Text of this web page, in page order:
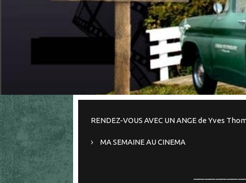
RENDEZ-VOUS AVEC UN ANGE de Yves
MA SEMAINE AU CINEMA